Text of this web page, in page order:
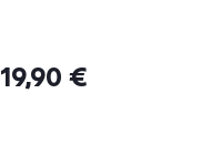
19,90 €